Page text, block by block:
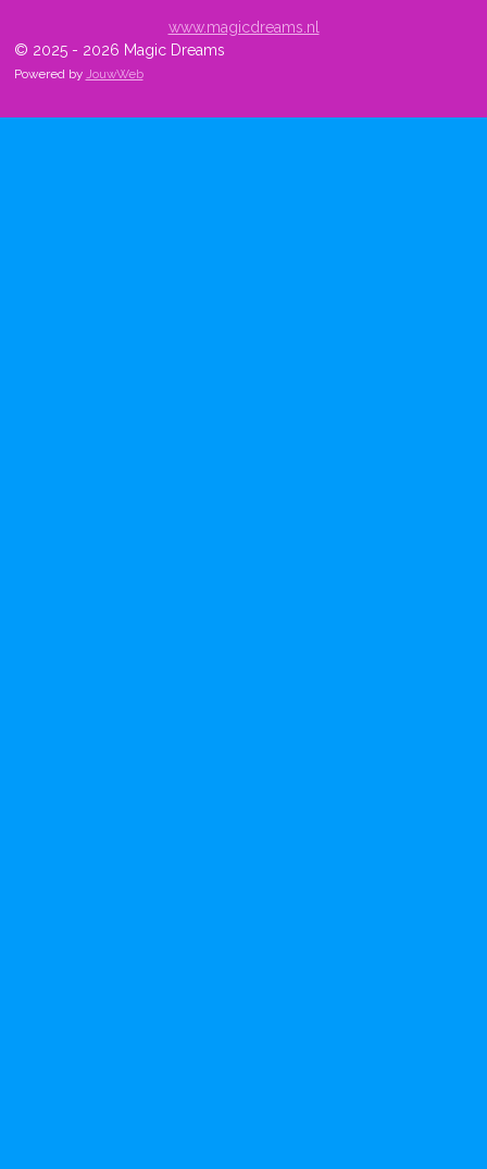
www.magicdreams.nl
© 2025 - 2026 Magic Dreams
Powered by JouwWeb